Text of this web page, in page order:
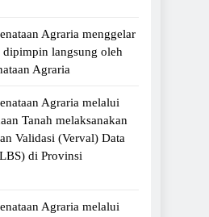
Agraria menggelar
langsung oleh
Agraria
Agraria melalui
Tanah melaksanakan
Validasi (Verval) Data
di Provinsi
Agraria melalui